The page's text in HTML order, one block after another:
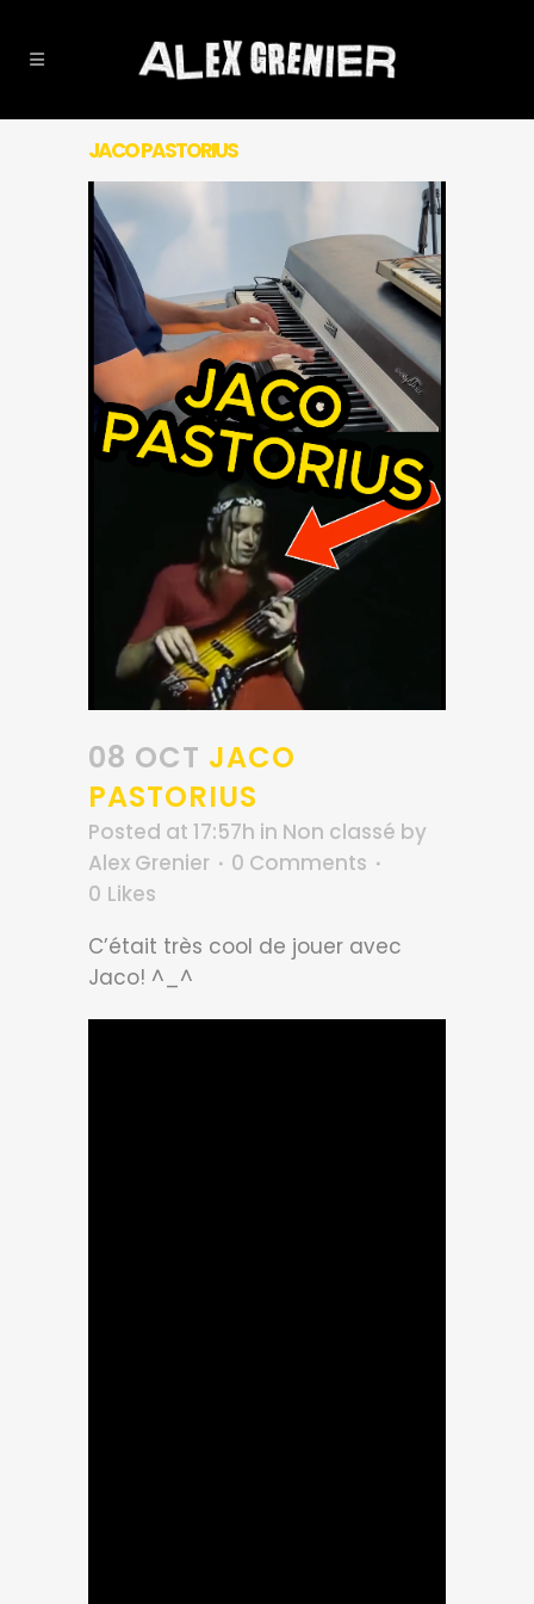
JACO PASTORIUS
08 OCT JACO
PASTORIUS
Posted at 17:57h in Non classé by
Alex Grenier
0 Comments
0 Likes
C’était très cool de jouer avec
Jaco! ^_^